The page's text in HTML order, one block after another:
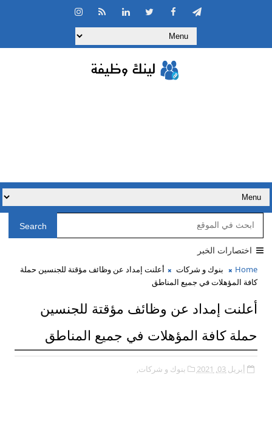
Search
اختصارات الخبر
Home بنوك و شركات
أعلنت إمداد عن وظائف مؤقتة للجنسين حملة
كافة المؤهلات في جميع المناطق
أعلنت إمداد عن وظائف مؤقتة للجنسين
حملة كافة المؤهلات في جميع المناطق
أبريل 03, 2021 بنوك و شركات,